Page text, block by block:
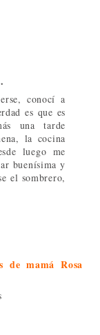
conocí a
es que es
una tarde
la cocina
luego me
buenísima y
el sombrero,
de mamá Rosa